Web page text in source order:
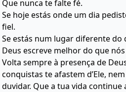
Que nunca te falte fé.
Se hoje estás onde um dia
fiel.
Se estás num lugar diferente
Deus escreve melhor do que
Volta sempre à presença de
conquistas te afastem d’Ele,
duvidar. Que a tua vida